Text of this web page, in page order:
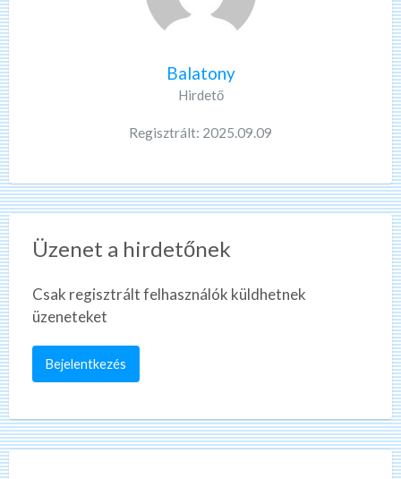
Balatony
Hirdető
Regisztrált: 2025.09.09
Üzenet a hirdetőnek
Csak regisztrált felhasználók küldhetnek
üzeneteket
Bejelentkezés